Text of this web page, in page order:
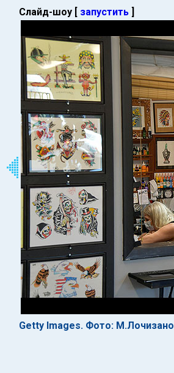
Слайд-шоу [ запустить ]
Getty Images. Фото: М.Лочизано